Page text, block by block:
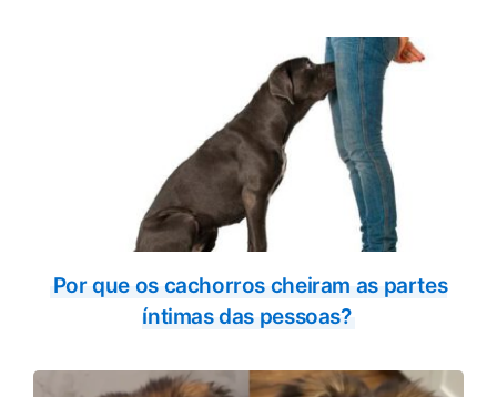
Por que os cachorros cheiram as partes
íntimas das pessoas?